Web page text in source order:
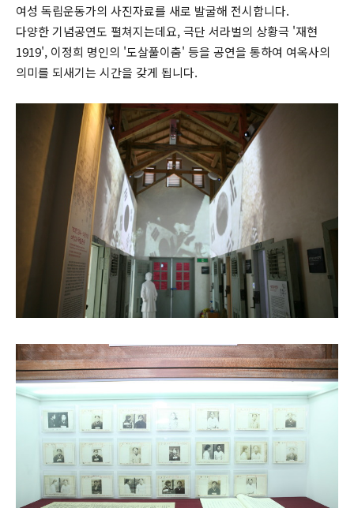
여성 독립운동가의 사진자료를 새로 발굴해 전시합니다.
다양한 기념공연도 펼쳐지는데요, 극단 서라벌의 상황극 '재현
1919', 이정희 명인의 '도살풀이춤' 등을 공연을 통하여 여옥사의
의미를 되새기는 시간을 갖게 됩니다.